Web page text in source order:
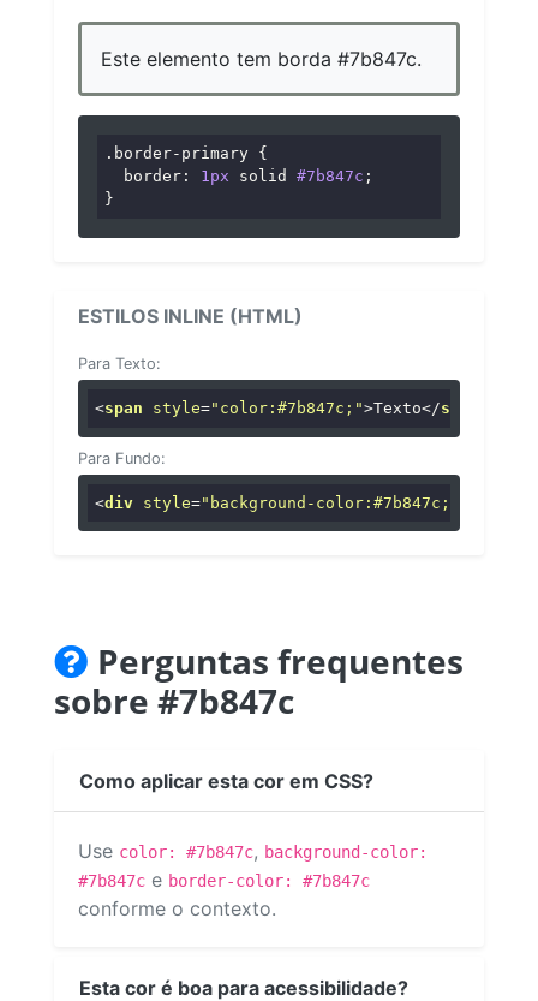
Este elemento tem borda #7b847c.
.border-primary {
border : 1px solid #7b847c ;
}
ESTILOS INLINE (HTML)
Para Texto:
<span style="color:#7b847c;">Texto</span
Para Fundo:
<div style="background-color:#7b847c;"
Perguntas frequentes
sobre #7b847c
Como aplicar esta cor em CSS?
Use color: #7b847c, background-color:
#7b847c e border-color: #7b847c
conforme o contexto.
Esta cor é boa para acessibilidade?